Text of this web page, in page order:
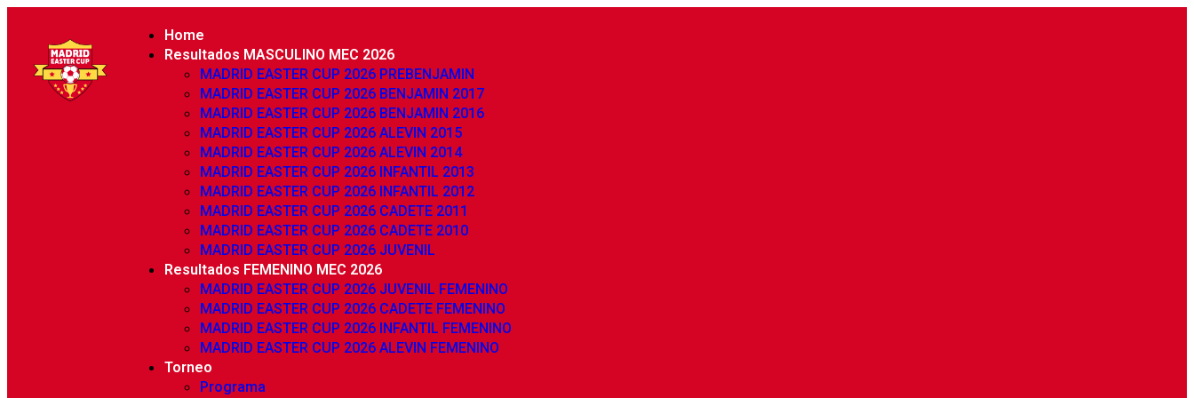
Home
Resultados MASCULINO MEC 2026
MADRID EASTER CUP 2026 PREBENJAMIN
MADRID EASTER CUP 2026 BENJAMIN 2017
MADRID EASTER CUP 2026 BENJAMIN 2016
MADRID EASTER CUP 2026 ALEVIN 2015
MADRID EASTER CUP 2026 ALEVIN 2014
MADRID EASTER CUP 2026 INFANTIL 2013
MADRID EASTER CUP 2026 INFANTIL 2012
MADRID EASTER CUP 2026 CADETE 2011
MADRID EASTER CUP 2026 CADETE 2010
MADRID EASTER CUP 2026 JUVENIL
Resultados FEMENINO MEC 2026
MADRID EASTER CUP 2026 JUVENIL FEMENINO
MADRID EASTER CUP 2026 CADETE FEMENINO
MADRID EASTER CUP 2026 INFANTIL FEMENINO
MADRID EASTER CUP 2026 ALEVIN FEMENINO
Torneo
Programa